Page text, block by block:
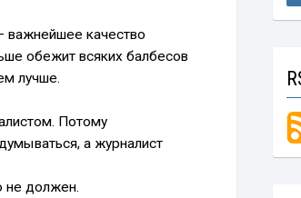
важнейшее качество
обежит всяких балбесов
лучше.
Потому
а журналист
не должен.